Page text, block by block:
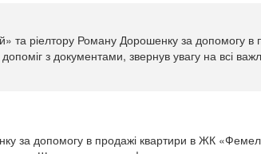
ріелтору Роману Дорошенку за допомогу в
з документами, звернув увагу на всі
за допомогу в продажі квартири в ЖК